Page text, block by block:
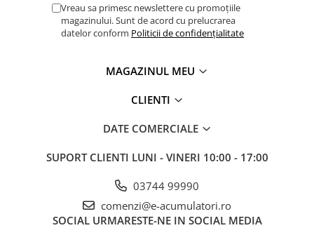
Vreau sa primesc newslettere cu promoțiile
magazinului. Sunt de acord cu prelucrarea
datelor conform Politicii de confidențialitate
MAGAZINUL MEU
CLIENTI
DATE COMERCIALE
SUPORT CLIENTI LUNI - VINERI 10:00 - 17:00
03744 99990
comenzi@e-acumulatori.ro
SOCIAL URMARESTE-NE IN SOCIAL MEDIA